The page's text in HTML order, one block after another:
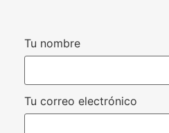
Tu nombre
Tu correo electrónico